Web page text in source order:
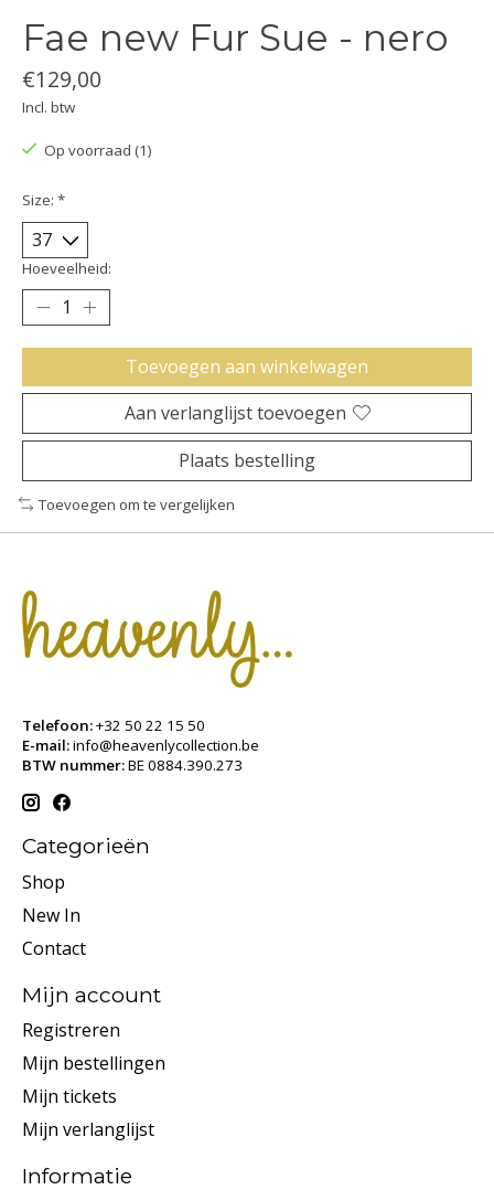
Fae new Fur Sue - nero
€129,00
Incl. btw
Op voorraad (1)
Size: *
Hoeveelheid:
Toevoegen aan winkelwagen
Aan verlanglijst toevoegen
Plaats bestelling
Toevoegen om te vergelijken
Telefoon:+32 50 22 15 50
E-mail:info@heavenlycollection.be
BTW nummer:BE 0884.390.273
Categorieën
Shop
New In
Contact
Mijn account
Registreren
Mijn bestellingen
Mijn tickets
Mijn verlanglijst
Informatie